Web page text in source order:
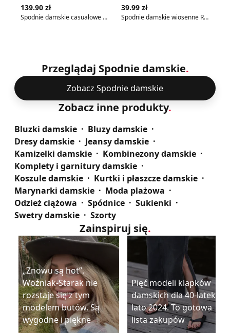
139.90 zł
Spodnie damskie casualowe na wiosnę Olika
39.99 zł
Spodnie damskie wiosenne Renee
Przeglądaj Spodnie damskie.
Zobacz Spodnie damskie
Zobacz inne produkty.
Bluzki damskie
Bluzy damskie
Dresy damskie
Jeansy damskie
Kamizelki damskie
Kombinezony damskie
Komplety i garnitury damskie
Koszule damskie
Kurtki i płaszcze damskie
Marynarki damskie
Moda plażowa
Odzież ciążowa
Spódnice
Sukienki
Swetry damskie
Szorty
Zainspiruj się.
„Znowu są hot”.
Woźniak-Starak nie
rozstaje się z tym
modelem butów. Są
wygodne i piękne
Pięć modeli klapków
damskich dla 40-latek na
lato 2024. To gotowa
lista zakupów